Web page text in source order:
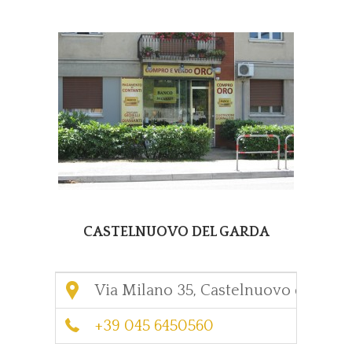
CASTELNUOVO DEL GARDA
Via Milano 35, Castelnuovo del
+39 045 6450560